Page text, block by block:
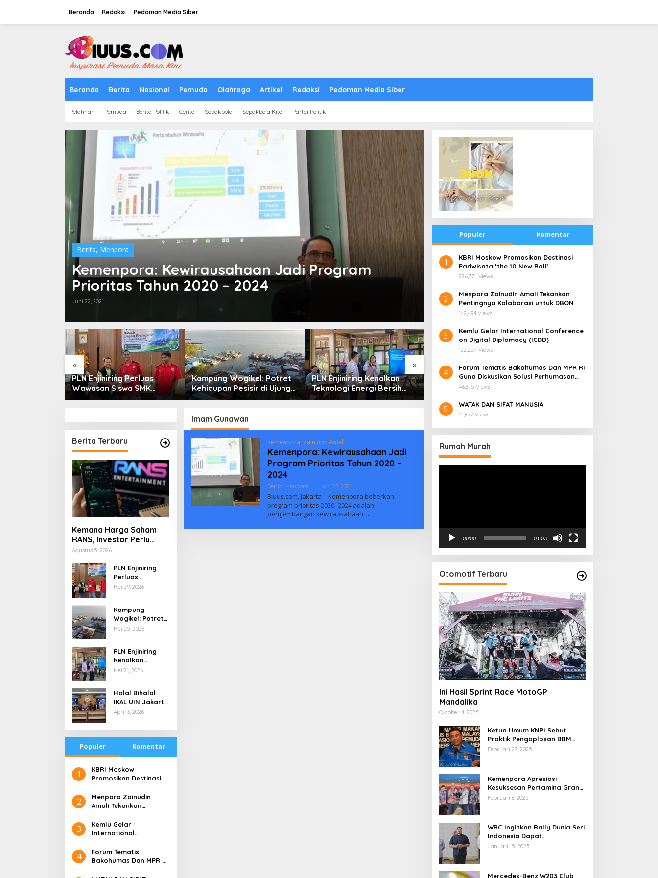
Beranda Redaksi Pedoman Media Siber
Beranda Berita Nasional Pemuda Olahraga Artikel Redaksi Pedoman Media Siber
Pelatihan Pemuda Berita Politik Cerita Sepakbola Sepakbola Kita Partai Politik
Berita, Menpora
Kemenpora: Kewirausahaan Jadi Program
Prioritas Tahun 2020 – 2024
Juni 22, 2021
« »
PLN Enjiniring Perluas
Wawasan Siswa SMK
tentang Tantangan
Kampung Wogikel: Potret
Kehidupan Pesisir di Ujung
Selatan Papua yang
Keterbatasan
PLN Enjiniring Kenalkan
Teknologi Energi Bersih
kepada Pelajar Jakarta
Tradisi Bakar Batu di
Papua Menjadi Simbol
Kemana Harga Saham
Berita Terbaru
Kemana Harga Saham
RANS, Investor Perlu
Cermati Fundamental
Spekulasi Berlebihan
Agustus 5, 2026
PLN Enjiniring
Perluas
Wawasan Siswa
Perubahan Iklim
Mei 29, 2026
Kampung
Wogikel: Potret
Kehidupan
yang Bertahan
di Tengah
Keterbatasan
Mei 25, 2026
PLN Enjiniring
Kenalkan
Teknologi Energi
Mei 21, 2026
Halal Bihalal
IKAL UIN Jakarta
NTB, Alumni UIN
April 3, 2026
Populer Komentar
1
​KBRI Moskow
Promosikan Destinasi
Bali’
2
​Menpora Zainudin
Amali Tekankan
untuk DBON
3
​Kemlu Gelar
International
Diplomacy (ICDD)
4
Forum Tematis
Bakohumas Dan MPR RI
Imam Gunawan
Kemenpora, Zainudin Amali
Kemenpora: Kewirausahaan Jadi
Program Prioritas Tahun 2020 –
2024
Berita, Menpora Juni 22, 2021Oleh
Arya
Biuus.com, Jakarta – Kemenpora beberkan
program prioritas 2020 -2024 adalah
pengembangan kewirausahaan.
Populer Komentar
1
​KBRI Moskow Promosikan Destinasi
Pariwisata ‘the 10 New Bali’
226,771 Views
2
​Menpora Zainudin Amali Tekankan
Pentingnya Kolaborasi untuk DBON
142,494 Views
3
​Kemlu Gelar International Conference
on Digital Diplomacy (ICDD)
122,257 Views
4
Forum Tematis Bakohumas Dan MPR RI
Guna Diskusikan Solusi Perhumasan
Juga Tuk Perkuat Lembaga Masing –
46,375 Views
5 WATAK DAN SIFAT MANUSIA
41,857 Views
Rumah Murah
00:00 01:03
Otomotif Terbaru
Ini Hasil Sprint Race MotoGP
Mandalika
Oktober 4, 2025
Ketua Umum KNPI Sebut
Praktik Pengoplosan BBM
Cederai Kepercayaan
Februari 27, 2025
Kemenpora Apresiasi
Kesuksesan Pertamina Grand
Prix of Indonesia 2024
Februari 8, 2025
WRC Inginkan Rally Dunia Seri
Indonesia Dapat
Terselenggara 2026
Januari 15, 2025
Mercedes-Benz W203 Club